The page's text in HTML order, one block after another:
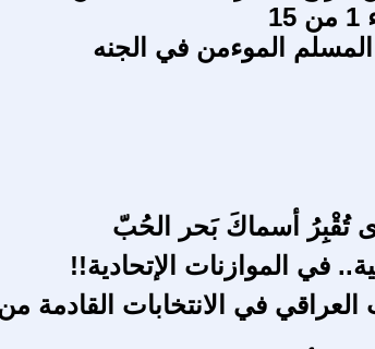
المسلم الموءمن في الجنه
تُقْبِرُ أسماكَ بَحر الحُبّ
في الموازنات الإتحادية!!
العراقي في الانتخابات القادمة